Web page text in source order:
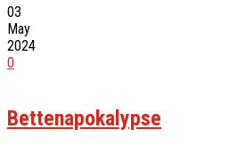
03
May
2024
0
Bettenapokalypse